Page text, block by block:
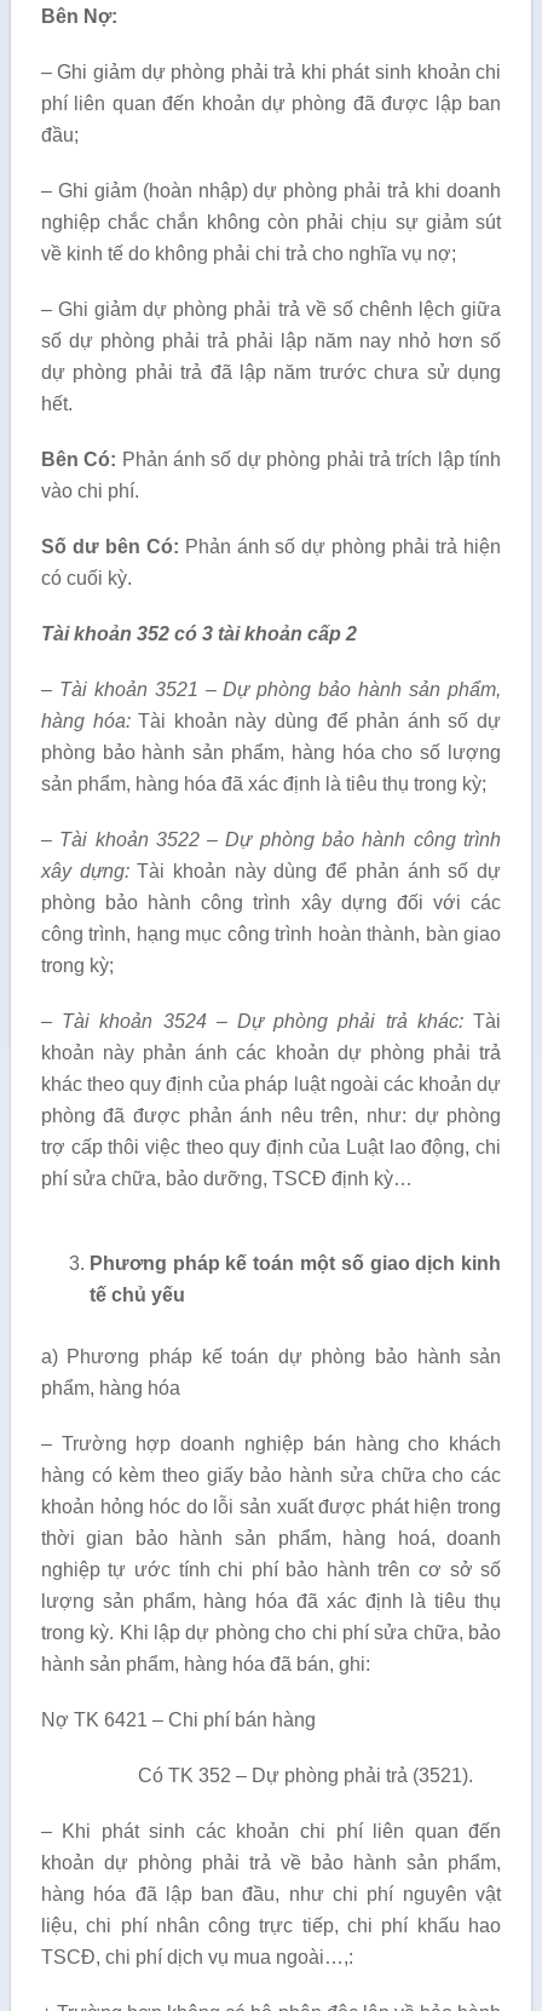
Bên Nợ:
– Ghi giảm dự phòng phải trả khi phát sinh khoản chi
phí liên quan đến khoản dự phòng đã được lập ban
đầu;
– Ghi giảm (hoàn nhập) dự phòng phải trả khi doanh
nghiệp chắc chắn không còn phải chịu sự giảm sút
về kinh tế do không phải chi trả cho nghĩa vụ nợ;
– Ghi giảm dự phòng phải trả về số chênh lệch giữa
số dự phòng phải trả phải lập năm nay nhỏ hơn số
dự phòng phải trả đã lập năm trước chưa sử dụng
hết.
Bên Có: Phản ánh số dự phòng phải trả trích lập tính
vào chi phí.
Số dư bên Có: Phản ánh số dự phòng phải trả hiện
có cuối kỳ.
Tài khoản 352 có 3 tài khoản cấp 2
– Tài khoản 3521 – Dự phòng bảo hành sản phẩm,
hàng hóa:Tài khoản này dùng để phản ánh số dự
phòng bảo hành sản phẩm, hàng hóa cho số lượng
sản phẩm, hàng hóa đã xác định là tiêu thụ trong kỳ;
– Tài khoản 3522 – Dự phòng bảo hành công trình
xây dựng:Tài khoản này dùng để phản ánh số dự
phòng bảo hành công trình xây dựng đối với các
công trình, hạng mục công trình hoàn thành, bàn giao
trong kỳ;
– Tài khoản 3524 – Dự phòng phải trả khác:Tài
khoản này phản ánh các khoản dự phòng phải trả
khác theo quy định của pháp luật ngoài các khoản dự
phòng đã được phản ánh nêu trên, như: dự phòng
trợ cấp thôi việc theo quy định của Luật lao động, chi
phí sửa chữa, bảo dưỡng, TSCĐ định kỳ…
Phương pháp kế toán một số giao dịch kinh
tế chủ yếu
a) Phương pháp kế toán dự phòng bảo hành sản
phẩm, hàng hóa
– Trường hợp doanh nghiệp bán hàng cho khách
hàng có kèm theo giấy bảo hành sửa chữa cho các
khoản hỏng hóc do lỗi sản xuất được phát hiện trong
thời gian bảo hành sản phẩm, hàng hoá, doanh
nghiệp tự ước tính chi phí bảo hành trên cơ sở số
lượng sản phẩm, hàng hóa đã xác định là tiêu thụ
trong kỳ. Khi lập dự phòng cho chi phí sửa chữa, bảo
hành sản phẩm, hàng hóa đã bán, ghi:
Nợ TK 6421 – Chi phí bán hàng
Có TK 352 – Dự phòng phải trả (3521).
– Khi phát sinh các khoản chi phí liên quan đến
khoản dự phòng phải trả về bảo hành sản phẩm,
hàng hóa đã lập ban đầu, như chi phí nguyên vật
liệu, chi phí nhân công trực tiếp, chi phí khấu hao
TSCĐ, chi phí dịch vụ mua ngoài…,: